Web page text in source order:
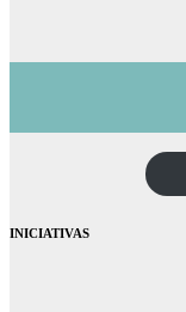
INICIATIVAS